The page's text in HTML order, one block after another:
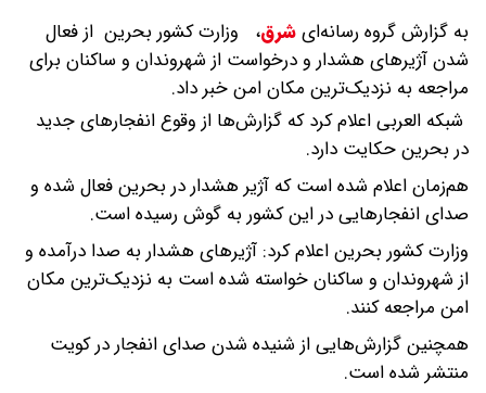
به گزارش گروه رسانه‌ایشرق،
وزارت کشور بحرین از فعال
شدن آژیرهای هشدار و درخواست از شهروندان و ساکنان برای
مراجعه به نزدیک‌ترین مکان امن خبر داد.
شبکه العربی اعلام کرد که گزارش‌ها از وقوع انفجارهای جدید
در بحرین حکایت دارد.
هم‌زمان اعلام شده است که آژیر هشدار در بحرین فعال شده و
صدای انفجارهایی در این کشور به گوش رسیده است.
وزارت کشور بحرین اعلام کرد: آژیرهای هشدار به صدا درآمده و
از شهروندان و ساکنان خواسته شده است به نزدیک‌ترین مکان
امن مراجعه کنند.
همچنین گزارش‌هایی از شنیده شدن صدای انفجار در کویت
منتشر شده است.